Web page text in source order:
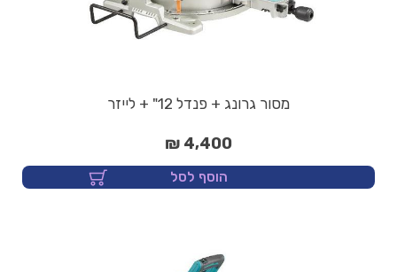
מסור גרונג + פנדל 12" + לייזר
4,400 ₪
הוסף לסל